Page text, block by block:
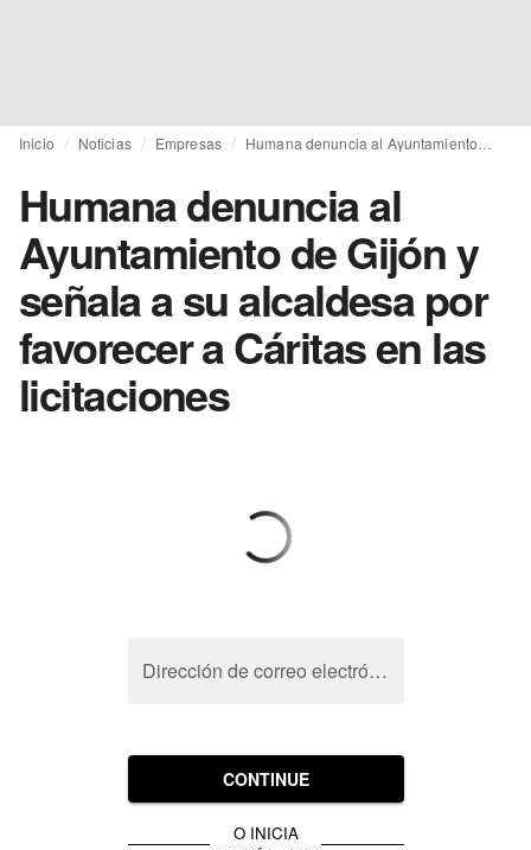
Inicio Noticias Empresas
Humana denuncia al
Ayuntamiento de Gijón y
señala a su alcaldesa por
favorecer a Cáritas en las
licitaciones
Dirección de correo electrónico
CONTINUE
O INICIA